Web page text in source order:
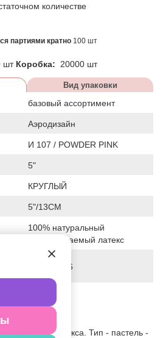
количестве
партиями кратно 100 шт
шт Коробка: 20000 шт
Вид упаковки
базовый ассортимент
Аэродизайн
И 107 / POWDER PINK
5"
КРУГЛЫЙ
5"/13СМ
100% натуральный
биоразлагаемый латекс
21-04-2026
латекса. Тип - пастель -